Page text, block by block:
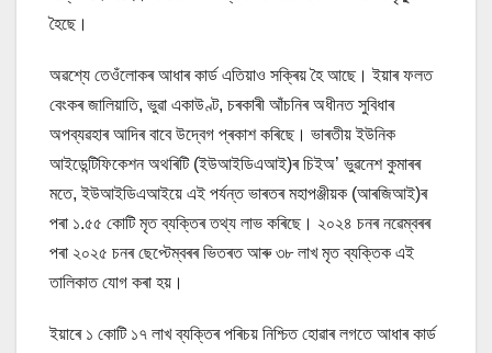
হৈছে।
অৱশ্যে তেওঁলোকৰ আধাৰ কাৰ্ড এতিয়াও সক্ৰিয় হৈ আছে। ইয়াৰ ফলত
বেংকৰ জালিয়াতি, ভুৱা একাউণ্ট, চৰকাৰী আঁচনিৰ অধীনত সুবিধাৰ
অপব্যৱহাৰ আদিৰ বাবে উদ্বেগ প্ৰকাশ কৰিছে। ভাৰতীয় ইউনিক
আইডেন্টিফিকেশন অথৰিটি (ইউআইডিএআই)ৰ চিইঅ’ ভুৱনেশ কুমাৰৰ
মতে, ইউআইডিএআইয়ে এই পৰ্যন্ত ভাৰতৰ মহাপঞ্জীয়ক (আৰজিআই)ৰ
পৰা ১.৫৫ কোটি মৃত ব্যক্তিৰ তথ্য লাভ কৰিছে। ২০২৪ চনৰ নৱেম্বৰৰ
পৰা ২০২৫ চনৰ ছেপ্টেম্বৰৰ ভিতৰত আৰু ৩৮ লাখ মৃত ব্যক্তিক এই
তালিকাত যোগ কৰা হয়।
ইয়াৰে ১ কোটি ১৭ লাখ ব্যক্তিৰ পৰিচয় নিশ্চিত হোৱাৰ লগতে আধাৰ কাৰ্ড